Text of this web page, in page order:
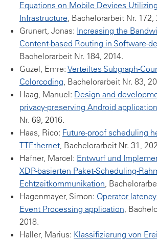
Equations on Mobile Devices
Infrastructure, Bachelorarbeit Nr. 172,
Grunert, Jonas: Increasing the
Content-based Routing in Software-
Bachelorarbeit Nr. 184, 2014.
Güzel, Emre: Verteiltes Subgraph-
Colorcoding, Bachelorarbeit Nr. 83,
Haag, Manuel: Design and
privacy-preserving Android application
Nr. 69, 2016.
Haas, Rico: Future-proof scheduling
TTEthernet, Bachelorarbeit Nr. 31,
Hafner, Marcel: Entwurf und
XDP-basierten Paket-Scheduling-
Echtzeitkommunikation,
Hagenmayer, Simon: Operator
Event Processing application,
2018.
Haller, Marius: Klassifizierung von